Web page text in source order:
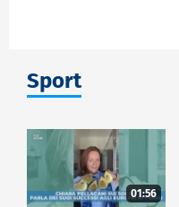
Sport
01:56